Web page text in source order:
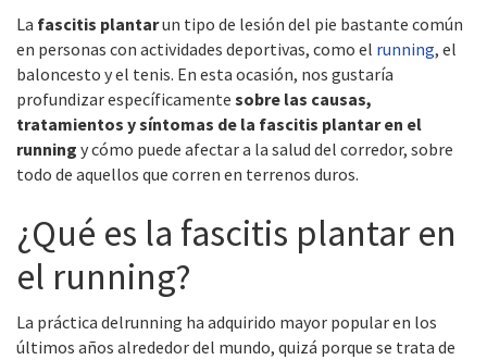
La fascitis plantarun tipo de lesión del pie bastante común
en personas con actividades deportivas, como el running, el
baloncesto y el tenis. En esta ocasión, nos gustaría
profundizar específicamente sobre las causas,
tratamientos y síntomas de la fascitis plantar en el
running y cómo puede afectar a la salud del corredor, sobre
todo de aquellos que corren en terrenos duros.
¿Qué es la fascitis plantar en
el running?
La práctica delrunning ha adquirido mayor popular en los
últimos años alrededor del mundo, quizá porque se trata de